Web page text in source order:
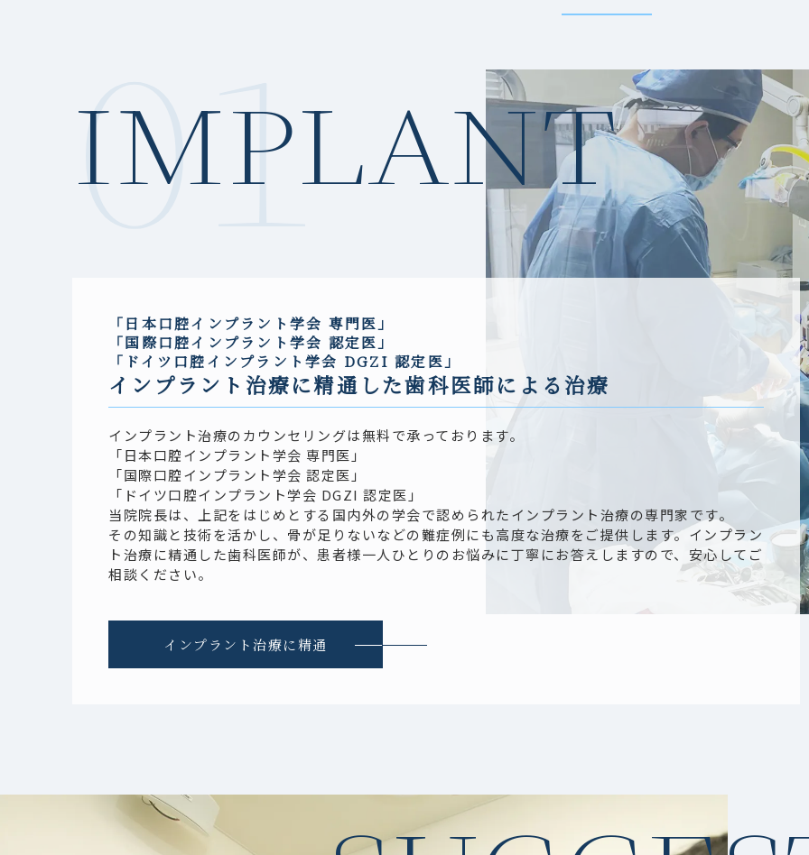
・レーザー機器加算
・歯科外来・在宅ベースアップ評価料Ⅰ
・酸素の購入単価（笑気吸入鎮静法をおこなっており
明細書の発行
当院はすべての患者様に、無償で診療明細書を発行し
保険外負担に関
する事項
・物品の販売 歯ブラシ・デンタルフロス・歯間ブ
己負担となります。
・保険外併用療養費に関するもの
金属床による総義歯の提供（料金の一部は保険
※コバルトクロム床 330,000円 チタン床
う蝕に罹患している患者の指導管理に係る費用
・自費診療に関しては、料金表のページをご覧くだ
連携先保険医療
機関
新潟市中央区
浜浦町１－８
2024.06.05
01
IMPLANT
「日本口腔インプラント学会 専門医」
「国際口腔インプラント学会 認定医」
「ドイツ口腔インプラント学会 DGZI 認定医」
インプラント治療に精通した歯科医師による治療
インプラント治療のカウンセリングは無料で承っております。
「日本口腔インプラント学会 専門医」
「国際口腔インプラント学会 認定医」
「ドイツ口腔インプラント学会 DGZI 認定医」
当院院長は、上記をはじめとする国内外の学会で認められたインプラント治療の専門家です。
その知識と技術を活かし、骨が足りないなどの難症例にも高度な治療をご提供します。インプラン
ト治療に精通した歯科医師が、患者様一人ひとりのお悩みに丁寧にお答えしますので、安心してご
相談ください。
インプラント治療に精通